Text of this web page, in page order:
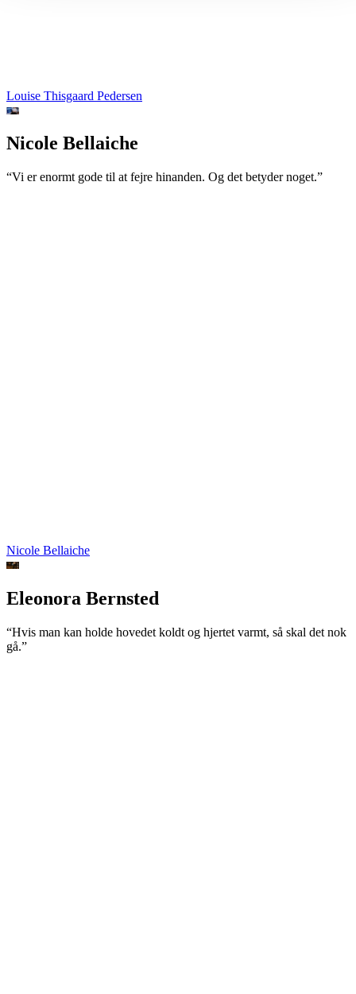
Louise Thisgaard Pedersen
Nicole Bellaiche
“Vi er enormt gode til at fejre hinanden. Og det betyder noget.”
Nicole Bellaiche
Eleonora Bernsted
“Hvis man kan holde hovedet koldt og hjertet varmt, så skal det nok
gå.”